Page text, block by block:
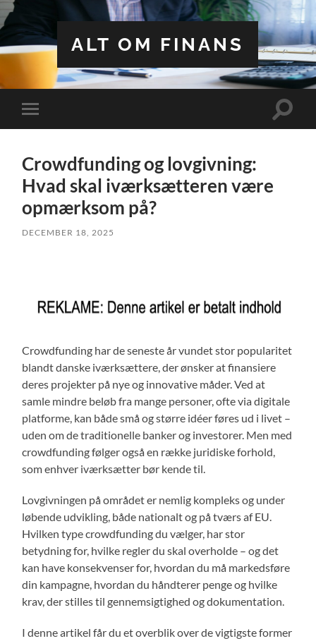
ALT OM FINANS
Toggle
mobile
Toggle
Crowdfunding og lovgivning:
Hvad skal iværksætteren være
opmærksom på?
DECEMBER 18, 2025
Crowdfunding har de seneste år vundet stor popularitet
blandt danske iværksættere, der ønsker at finansiere
deres projekter på nye og innovative måder. Ved at
samle mindre beløb fra mange personer, ofte via digitale
platforme, kan både små og større idéer føres ud i livet –
uden om de traditionelle banker og investorer. Men med
crowdfunding følger også en række juridiske forhold,
som enhver iværksætter bør kende til.
Lovgivningen på området er nemlig kompleks og under
løbende udvikling, både nationalt og på tværs af EU.
Hvilken type crowdfunding du vælger, har stor
betydning for, hvilke regler du skal overholde – og det
kan have konsekvenser for, hvordan du må markedsføre
din kampagne, hvordan du håndterer penge og hvilke
krav, der stilles til gennemsigtighed og dokumentation.
I denne artikel får du et overblik over de vigtigste former